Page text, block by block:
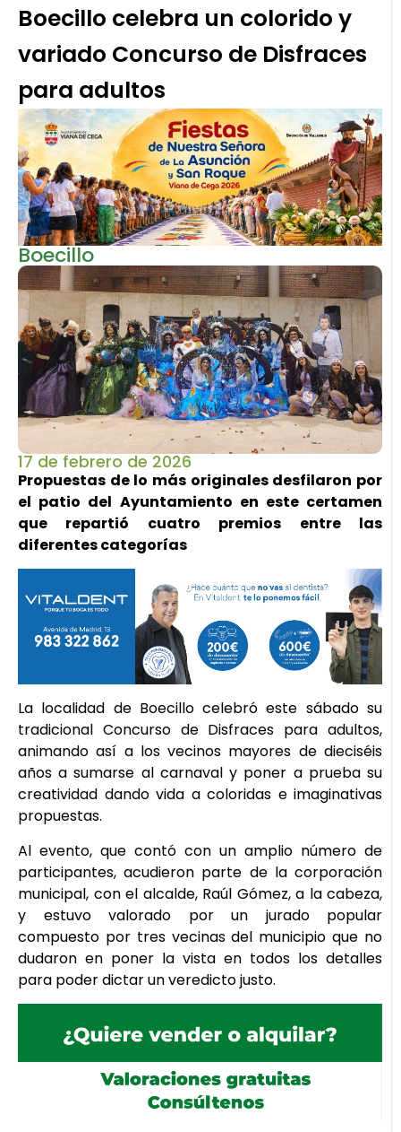
Boecillo celebra un colorido y
variado Concurso de Disfraces
para adultos
Boecillo
17 de febrero de 2026
Propuestas de lo más originales desfilaron por
el patio del Ayuntamiento en este certamen
que repartió cuatro premios entre las
diferentes categorías
La localidad de Boecillo celebró este sábado su
tradicional Concurso de Disfraces para adultos,
animando así a los vecinos mayores de dieciséis
años a sumarse al carnaval y poner a prueba su
creatividad dando vida a coloridas e imaginativas
propuestas.
Al evento, que contó con un amplio número de
participantes, acudieron parte de la corporación
municipal, con el alcalde, Raúl Gómez, a la cabeza,
y estuvo valorado por un jurado popular
compuesto por tres vecinas del municipio que no
dudaron en poner la vista en todos los detalles
para poder dictar un veredicto justo.